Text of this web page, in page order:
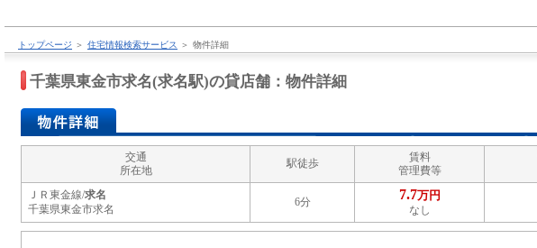
トップページ ＞ 住宅情報検索サービス ＞ 物件詳細
千葉県東金市求名(求名駅)の貸店舗：物件詳細
交通
所在地
駅徒歩
賃料
管理費等
ＪＲ東金線/求名
千葉県東金市求名
6分 7.7万円
なし